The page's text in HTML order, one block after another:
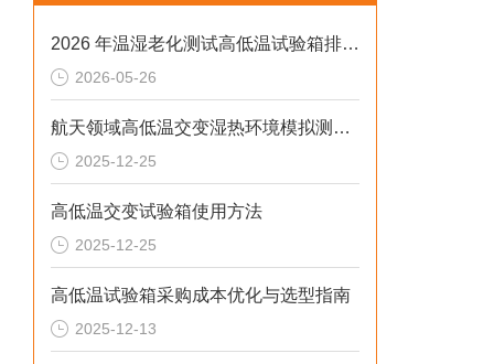
2026 年温湿老化测试高低温试验箱排行榜：破解精度差、数据无效等行业痛点
2026-05-26
航天领域高低温交变湿热环境模拟测试解决方案
2025-12-25
高低温交变试验箱使用方法
2025-12-25
高低温试验箱采购成本优化与选型指南
2025-12-13